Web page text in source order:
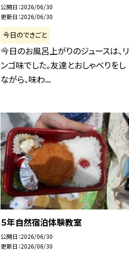
公開日 2026/06/30
更新日 2026/06/30
今日のできごと
今日のお風呂上がりのジュースは、リ
ンゴ味でした。友達とおしゃべりをし
ながら、味わ...
５年自然宿泊体験教室
公開日 2026/06/30
更新日 2026/06/30